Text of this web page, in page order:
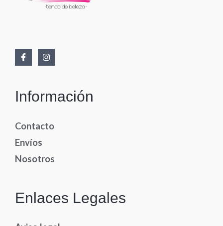
Información
Contacto
Envíos
Nosotros
Enlaces Legales